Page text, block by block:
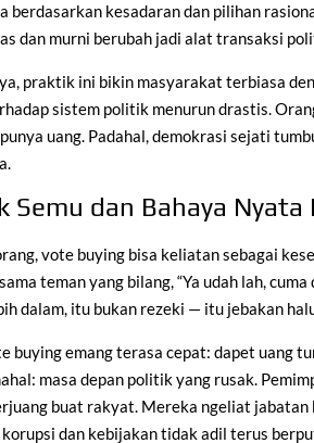
berdasarkan kesadaran dan pilihan
dan murni berubah jadi alat transaksi
praktik ini bikin masyarakat terbiasa
sistem politik menurun drastis.
uang. Padahal, demokrasi sejati
Semu dan Bahaya Nyata
vote buying bisa keliatan sebagai
teman yang bilang, “Ya udah lah,
dalam, itu bukan rezeki — itu jebakan
buying emang terasa cepat: dapet uang
masa depan politik yang rusak.
buat rakyat. Mereka ngeliat
dan kebijakan tidak adil terus